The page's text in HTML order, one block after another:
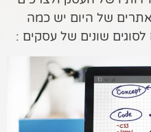
של היום יש כמה
שונים של עסקים :